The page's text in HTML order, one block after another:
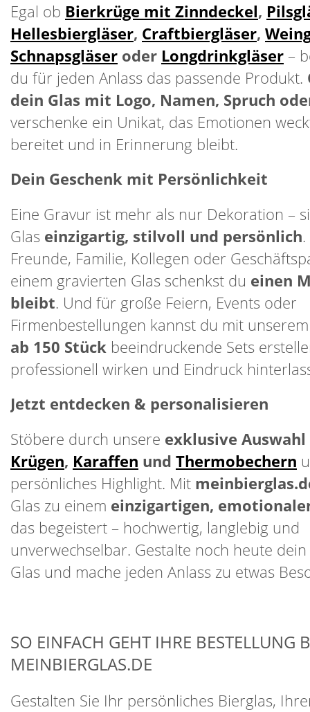
Egal ob Bierkrüge mit Zinndeckel,
Hellesbiergläser, Craftbiergläser,
Schnapsgläser oder Longdrinkgläser –
du für jeden Anlass das passende Produkt.
dein Glas mit Logo, Namen, Spruch
verschenke ein Unikat, das Emotionen
bereitet und in Erinnerung bleibt.
Dein Geschenk mit Persönlichkeit
Eine Gravur ist mehr als nur Dekoration –
Glas einzigartig, stilvoll und persönlich
Freunde, Familie, Kollegen oder
einem gravierten Glas schenkst du einen
bleibt. Und für große Feiern, Events oder
Firmenbestellungen kannst du mit
ab 150 Stück beeindruckende Sets
professionell wirken und Eindruck
Jetzt entdecken & personalisieren
Stöbere durch unsere exklusive
Krügen, Karaffen und Thermobechern
persönliches Highlight. Mit
Glas zu einem einzigartigen,
das begeistert – hochwertig, langlebig und
unverwechselbar. Gestalte noch heute
Glas und mache jeden Anlass zu etwas
SO EINFACH GEHT IHRE BESTELLUNG
MEINBIERGLAS.DE
Gestalten Sie Ihr persönliches Bierglas,